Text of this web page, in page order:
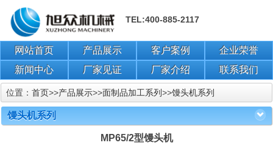
TEL:400-885-2117
网站首页 产品展示 客户案例
企业荣誉
新闻中心
厂家见证 厂家介绍 联系我们
位置： 首页>>产品展示>>面制品加工系列>>馒头机系列
馒头机系列
MP65/2型馒头机